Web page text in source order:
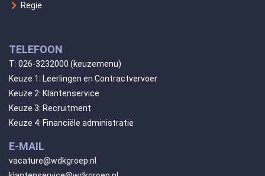
Regie
TELEFOON
T: 026-3232000 (keuzemenu)
Keuze 1: Leerlingen en Contractvervoer
Keuze 2: Klantenservice
Keuze 3: Recruitment
Keuze 4: Financiële administratie
E-MAIL
vacature@wdkgroep.nl